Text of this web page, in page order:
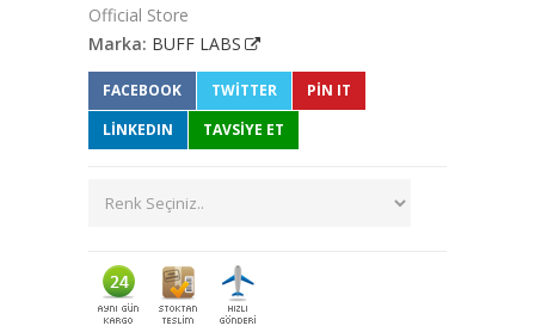
Official Store
Marka: BUFF LABS
FACEBOOK TWITTER
PIN IT
LINKEDIN
TAVSİYE ET